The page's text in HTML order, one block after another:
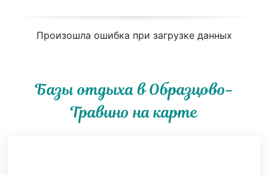
Произошла ошибка при загрузке данных
Базы отдыха в Образцово-
Травино на карте